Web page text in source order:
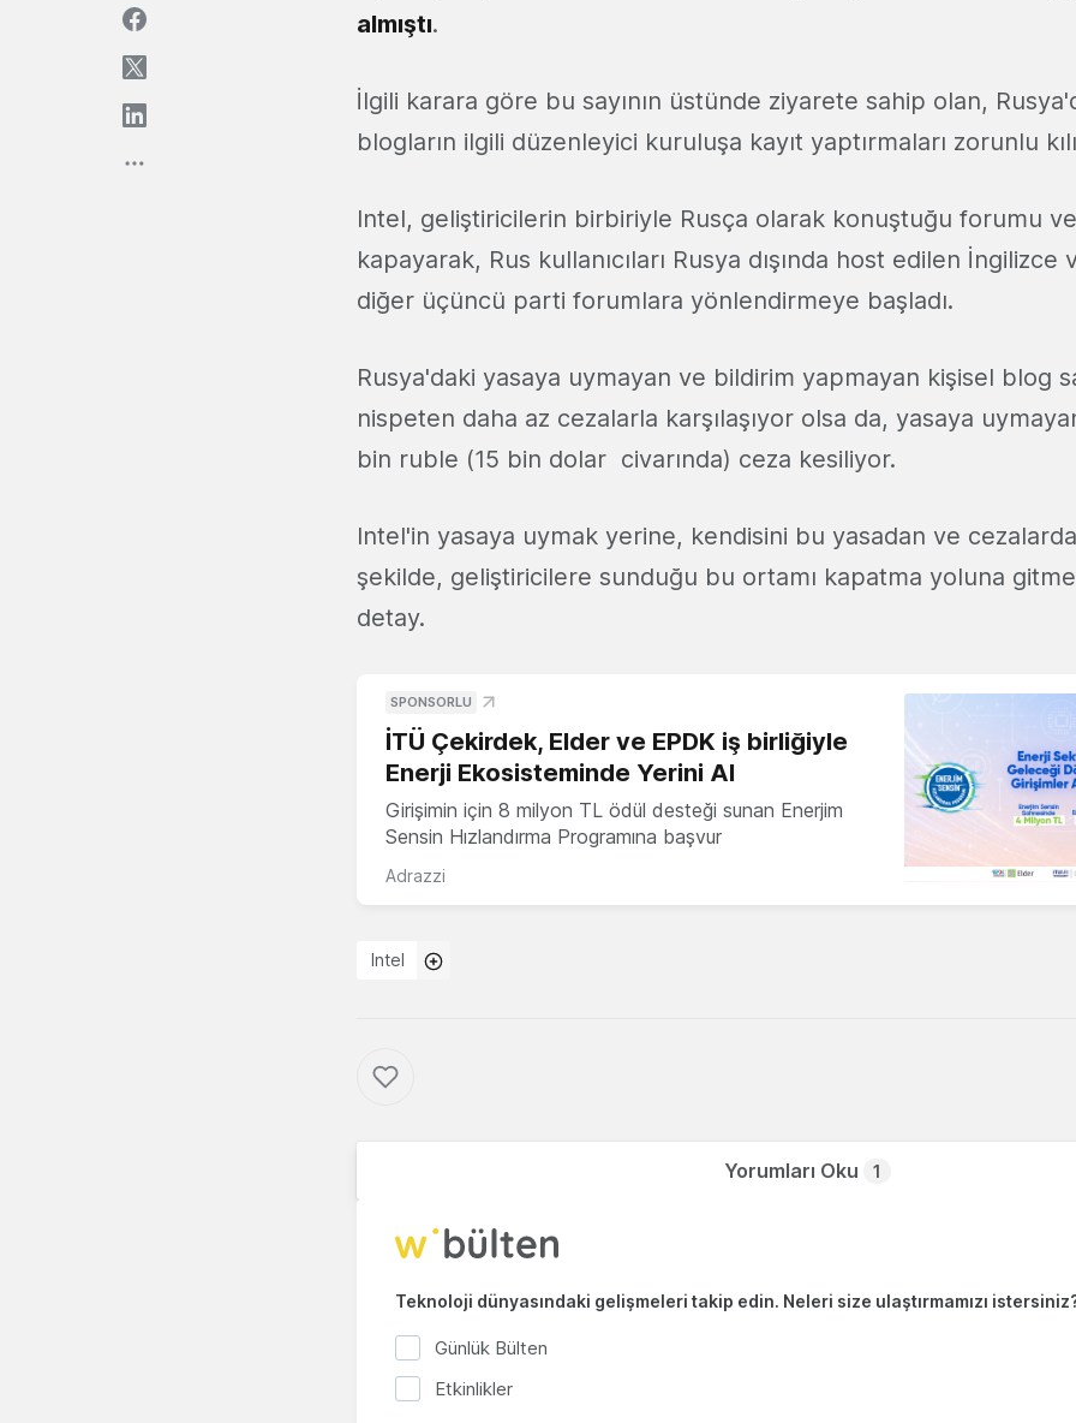
almıştı.
İlgili karara göre bu sayının üstünde ziyarete sahip olan,
blogların ilgili düzenleyici kuruluşa kayıt yaptırmaları zorunlu
Intel, geliştiricilerin birbiriyle Rusça olarak konuştuğu forumu
kapayarak, Rus kullanıcıları Rusya dışında host edilen İngilizce
diğer üçüncü parti forumlara yönlendirmeye başladı.
Rusya'daki yasaya uymayan ve bildirim yapmayan kişisel blog
nispeten daha az cezalarla karşılaşıyor olsa da, yasaya
bin ruble (15 bin dolar civarında) ceza kesiliyor.
Intel'in yasaya uymak yerine, kendisini bu yasadan ve
şekilde, geliştiricilere sunduğu bu ortamı kapatma yoluna
detay.
SPONSORLU
İTÜ Çekirdek, Elder ve EPDK iş birliğiyle
Enerji Ekosisteminde Yerini Al
Girişimin için 8 milyon TL ödül desteği sunan Enerjim
Sensin Hızlandırma Programına başvur
Adrazzi
Intel
Yorumları Oku 1
Teknoloji dünyasındaki gelişmeleri takip edin. Neleri size ulaştırmamızı
Günlük Bülten
Etkinlikler